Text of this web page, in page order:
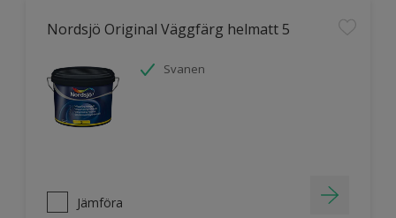
Nordsjö Original Väggfärg helmatt 5
Svanen
Jämföra